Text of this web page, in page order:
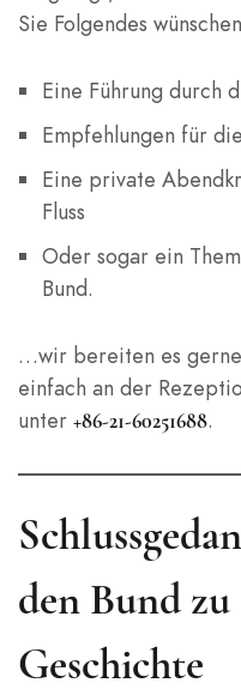
Sie Folgendes
Eine Führung durch
Empfehlungen für
Eine private
Fluss
Oder sogar ein
Bund.
…wir bereiten es
einfach an der
unter +86-21-60251688.
den Bund
Geschichte